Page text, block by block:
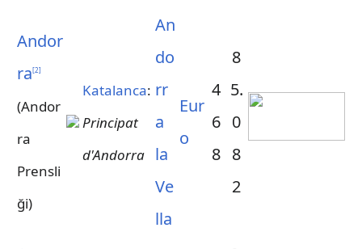
Andor
ra[2]
(Andor
ra
Prensli
ği)
Katalanca:
Principat
d'Andorra
An
do
rr
a
la
Ve
lla
Eur
o
4
6
8
8
5.
0
8
2